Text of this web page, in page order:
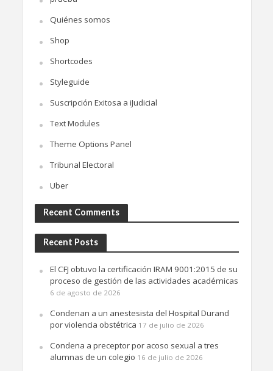
Quiénes somos
Shop
Shortcodes
Styleguide
Suscripción Exitosa a iJudicial
Text Modules
Theme Options Panel
Tribunal Electoral
Uber
Recent Comments
Recent Posts
El CFJ obtuvo la certificación IRAM 9001:2015 de su
proceso de gestión de las actividades académicas
6 de agosto de 2026
Condenan a un anestesista del Hospital Durand
por violencia obstétrica 17 de julio de 2026
Condena a preceptor por acoso sexual a tres
alumnas de un colegio 16 de julio de 2026